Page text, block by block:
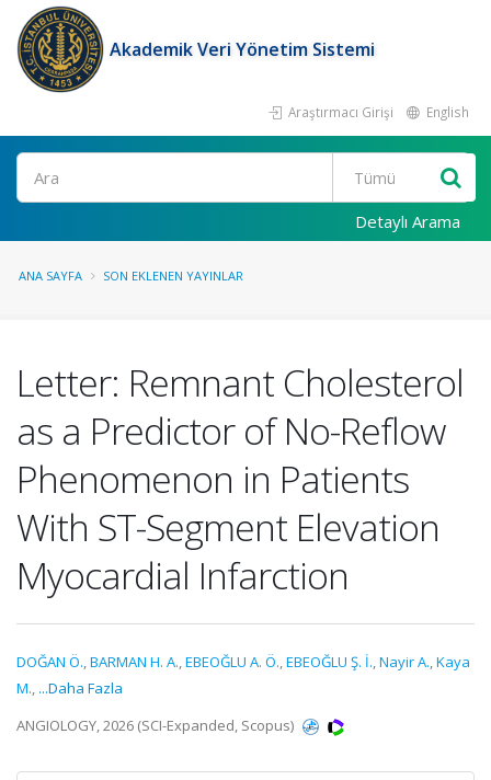
Akademik Veri Yönetim Sistemi
Araştırmacı Girişi English
Ara
Detaylı Arama
ANA SAYFA SON EKLENEN YAYINLAR
Letter: Remnant Cholesterol
as a Predictor of No-Reflow
Phenomenon in Patients
With ST-Segment Elevation
Myocardial Infarction
DOĞAN Ö.,BARMAN H. A.,EBEOĞLU A. Ö.,EBEOĞLU Ş. İ.,Nayir A.,Kaya
M., ...Daha Fazla
ANGIOLOGY, 2026 (SCI-Expanded, Scopus)